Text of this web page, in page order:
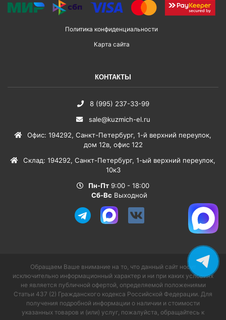
Политика конфиденциальности
Карта сайта
КОНТАКТЫ
8 (995) 237-33-99
sale@kuzmich-el.ru
Офис: 194292, Санкт-Петербург, 1-й верхний переулок,
дом 12в, офис 122
Склад: 194292, Санкт-Петербург, 1-ый верхний переулок,
10к3
Пн-Пт 9:00 - 18:00
Сб-Вс Выходной
Обращаем Ваше внимание на то, что данный сайт носит
исключительно информационный характер и ни при каких условиях
не является публичной офертой, определяемой положениями
Статьи 437 (2) Гражданского кодекса Российской Федерации. Для
получения подробной информации о наличии и стоимости
указанных товаров и (или) услуг, пожалуйста, обращайтесь к